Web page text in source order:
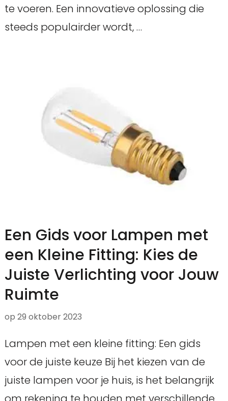
te voeren. Een innovatieve oplossing die
steeds populairder wordt, …
Een Gids voor Lampen met
een Kleine Fitting: Kies de
Juiste Verlichting voor Jouw
Ruimte
op 29 oktober 2023
Lampen met een kleine fitting: Een gids
voor de juiste keuze Bij het kiezen van de
juiste lampen voor je huis, is het belangrijk